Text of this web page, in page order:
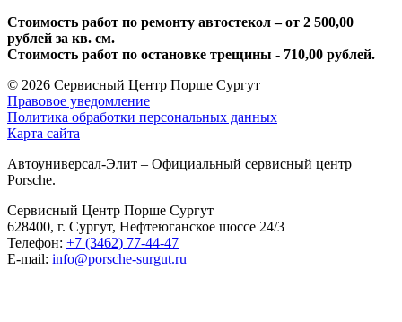
Стоимость работ по ремонту автостекол – от 2 500,00
рублей за кв. см.
Стоимость работ по остановке трещины - 710,00 рублей.
© 2026 Сервисный Центр Порше Сургут
Правовое уведомление
Политика обработки персональных данных
Карта сайта
Автоуниверсал-Элит – Официальный сервисный центр
Porsche.
Сервисный Центр Порше Сургут
628400, г. Сургут, Нефтеюганское шоссе 24/3
Телефон: +7 (3462) 77-44-47
E-mail: info@porsche-surgut.ru